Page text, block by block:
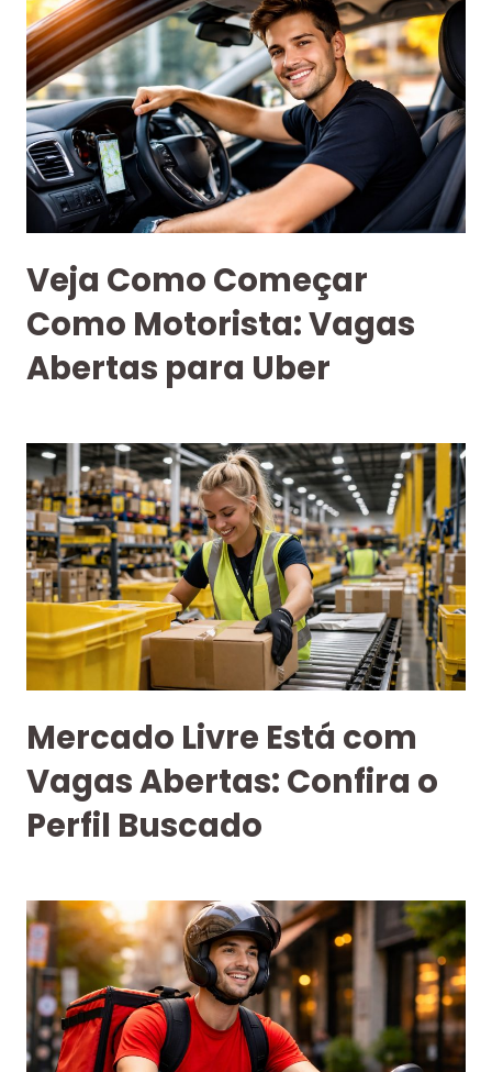
Veja Como Começar
Como Motorista: Vagas
Abertas para Uber
Mercado Livre Está com
Vagas Abertas: Confira o
Perfil Buscado